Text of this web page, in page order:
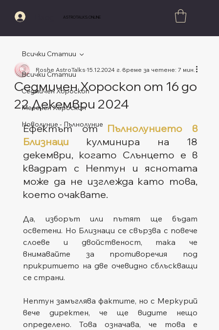
ASTROTALKS.ONLINE
Всички Статии
Седмичен Хороскоп
Месечен Хороскоп
Новолуние - Пълнолуние
Всички Статии
Седмичен Хороскоп от 16 до
22 Декември 2024
Roshe AstroTalks15.12.2024 г.време за четене: 7 мин.
Ефектът от Пълнолунието в
Близнаци кулминира на 18
декември, когато Слънцето е в
квадрат с Нептун и яснотата
може да не изглежда като това,
което очаквате.
Да, изборът или пътят ще бъдат
осветени. Но Близнаци се свързва с повече
слоеве и двойственост, така че
внимавайте за противоречия под
прикритието на две очевидно сблъскващи
се страни.
Нептун замъглява фактите, но с Меркурий
вече директен, че ще видите нещо
определено. Това означава, че това е